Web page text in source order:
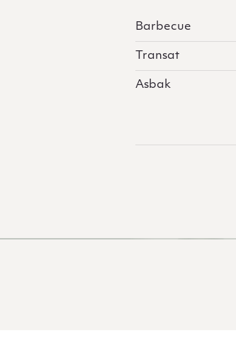
Barbecue
Transat
Asbak